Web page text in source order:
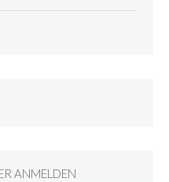
ANMELDEN